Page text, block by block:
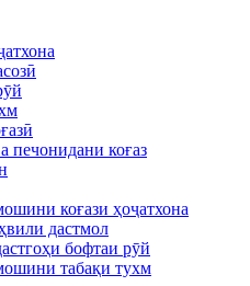
коғаз
коғази ҳоҷатхона
дастмол
бофтаи рӯй
табақи тухм